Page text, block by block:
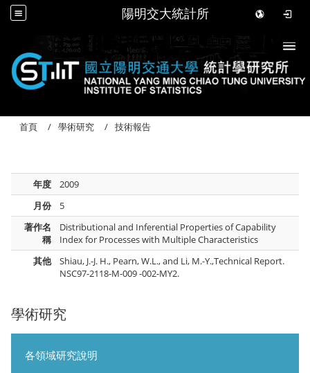
陽明交大統計所
學術研究
各領域研究說明
首頁 學術研究 技術報告
年度
2009
月份
5
著作名
稱
Distributional and Inferential Properties of Capability
Index for Processes with Multiple Characteristics
其他
Shiau, J.-J. H., Pearn, W.L., and Li, M.-Y.,Technical Report.
NSC97-2118-M-009 -002-MY2.